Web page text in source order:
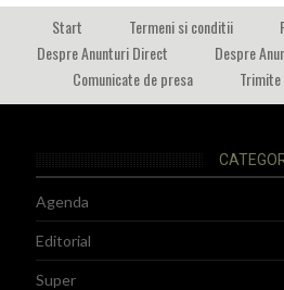
Start Termeni si conditii
Despre Anunturi Direct
Despre
Comunicate de presa
Agenda
Editorial
Super